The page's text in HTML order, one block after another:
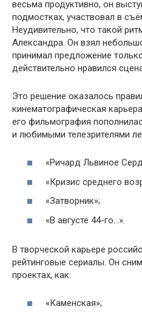
весьма продуктивно, он
подмостках, участвовал в
Неудивительно, что такой
Александра. Он взял
принимал предложение
действительно нравился
Это решение оказалось
кинематографическая
его фильмография
и любимыми телезрителями
«Ричард Львиное
«Кризис среднего
«Затворник»;
«В августе 44-го…».
В творческой карьере
рейтинговые сериалы. Он
проектах, как:
«Каменская»;